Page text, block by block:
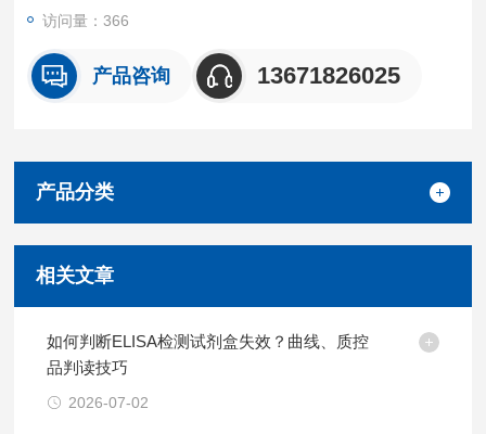
访问量：366
产品咨询 13671826025
产品分类
相关文章
如何判断ELISA检测试剂盒失效？曲线、质控
品判读技巧
2026-07-02